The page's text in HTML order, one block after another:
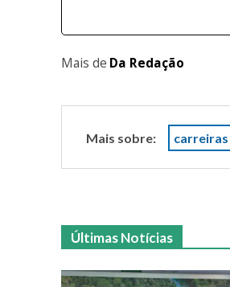
Mais de Da Redação
Mais sobre: carreiras
Últimas Notícias